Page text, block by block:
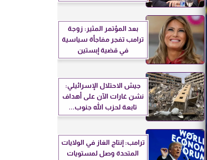
بعد المؤتمر المثير: زوجة
ترامب تفجر مفاجأة سياسية
في قضية إبستين
جيش الاحتلال الإسرائيلي:
نشن غارات الآن على أهداف
تابعة لحزب الله جنوب...
ترامب: إنتاج الغاز في الولايات
المتحدة وصل لمستويات